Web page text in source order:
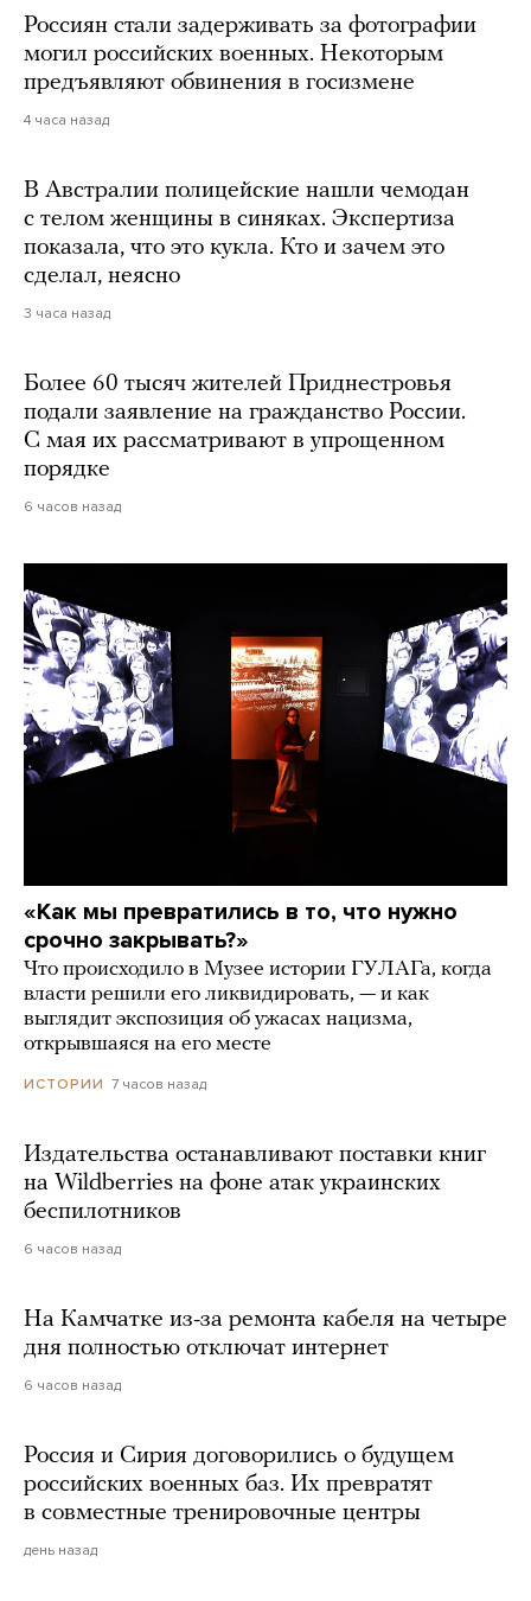
Россиян стали задерживать за фотографии
могил российских военных. Некоторым
предъявляют обвинения в госизмене
4 часа назад
В Австралии полицейские нашли чемодан
с телом женщины в синяках. Экспертиза
показала, что это кукла. Кто и зачем это
сделал, неясно
3 часа назад
Более 60 тысяч жителей Приднестровья
подали заявление на гражданство России.
С мая их рассматривают в упрощенном
порядке
6 часов назад
«Как мы превратились в то, что нужно
срочно закрывать?»
Что происходило в Музее истории ГУЛАГа, когда
власти решили его ликвидировать, — и как
выглядит экспозиция об ужасах нацизма,
открывшаяся на его месте
ИСТОРИИ 7 часов назад
Издательства останавливают поставки книг
на Wildberries на фоне атак украинских
беспилотников
6 часов назад
На Камчатке из-за ремонта кабеля на четыре
дня полностью отключат интернет
6 часов назад
Россия и Сирия договорились о будущем
российских военных баз. Их превратят
в совместные тренировочные центры
день назад